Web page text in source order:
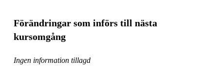
Förändringar som införs till nästa
kursomgång
Ingen information tillagd